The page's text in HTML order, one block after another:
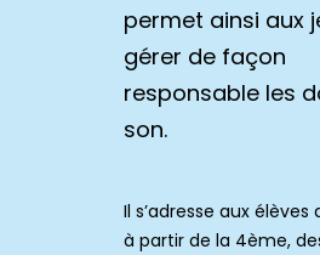
permet ainsi aux
gérer de façon
responsable les
son.
Il s’adresse aux élèves
à partir de la 4ème,